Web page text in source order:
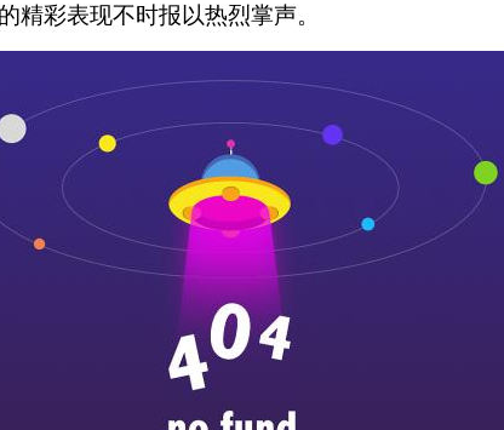
精彩表现不时报以热烈掌声。